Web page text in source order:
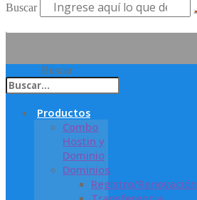
Buscar
Buscar
Productos
Combo
Hostin y
Dominio
Dominios
Registro/Renovación